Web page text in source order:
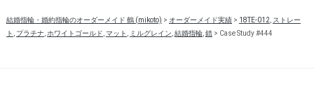
結婚指輪・婚約指輪のオーダーメイド 鶴 (mikoto) > オーダーメイド実績> 18TE-012 ストレー
ト
プラチナ ホワイトゴールド マット ミルグレイン 結婚指輪, 錆> Case Study #444